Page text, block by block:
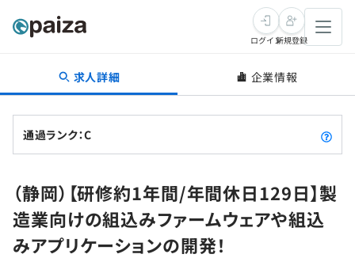
転職・キャリア
転職成功ガイド
転職エージェント
インタビュー
転職成功ガイド
新卒就活
求人検索
本選考
学習
ログイン新規登録
求人詳細 企業情報
通過ランク：C
（静岡）【研修約1年間/年間休日129日】製
造業向けの組込みファームウェアや組込
みアプリケーションの開発！